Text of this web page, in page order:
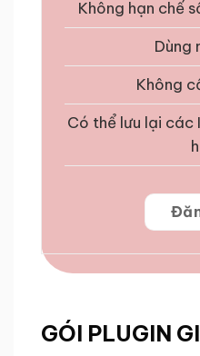
Không hạn chế
Dùng
Không
Có thể lưu lại các
GÓI PLUGIN